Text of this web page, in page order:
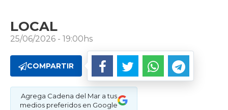
LOCAL
25/06/2026 - 19:00hs
COMPARTIR
Agrega Cadena del Mar a tus
medios preferidos en Google